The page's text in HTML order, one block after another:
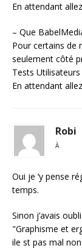
En attendant
– Que
Pour certains de
seulement côté
Tests
En attendant
Robi
À
Oui je ‘y pense
temps.
Sinon j’avais
"Graphisme et
ile st pas mal